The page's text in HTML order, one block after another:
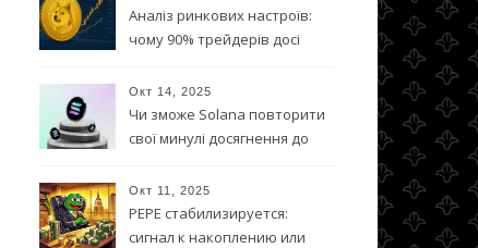
Аналіз ринкових настроїв:
чому 90% трейдерів досі
Окт 14, 2025
Чи зможе Solana повторити
свої минулі досягнення до
Окт 11, 2025
PEPE стабилизируется:
сигнал к накоплению или